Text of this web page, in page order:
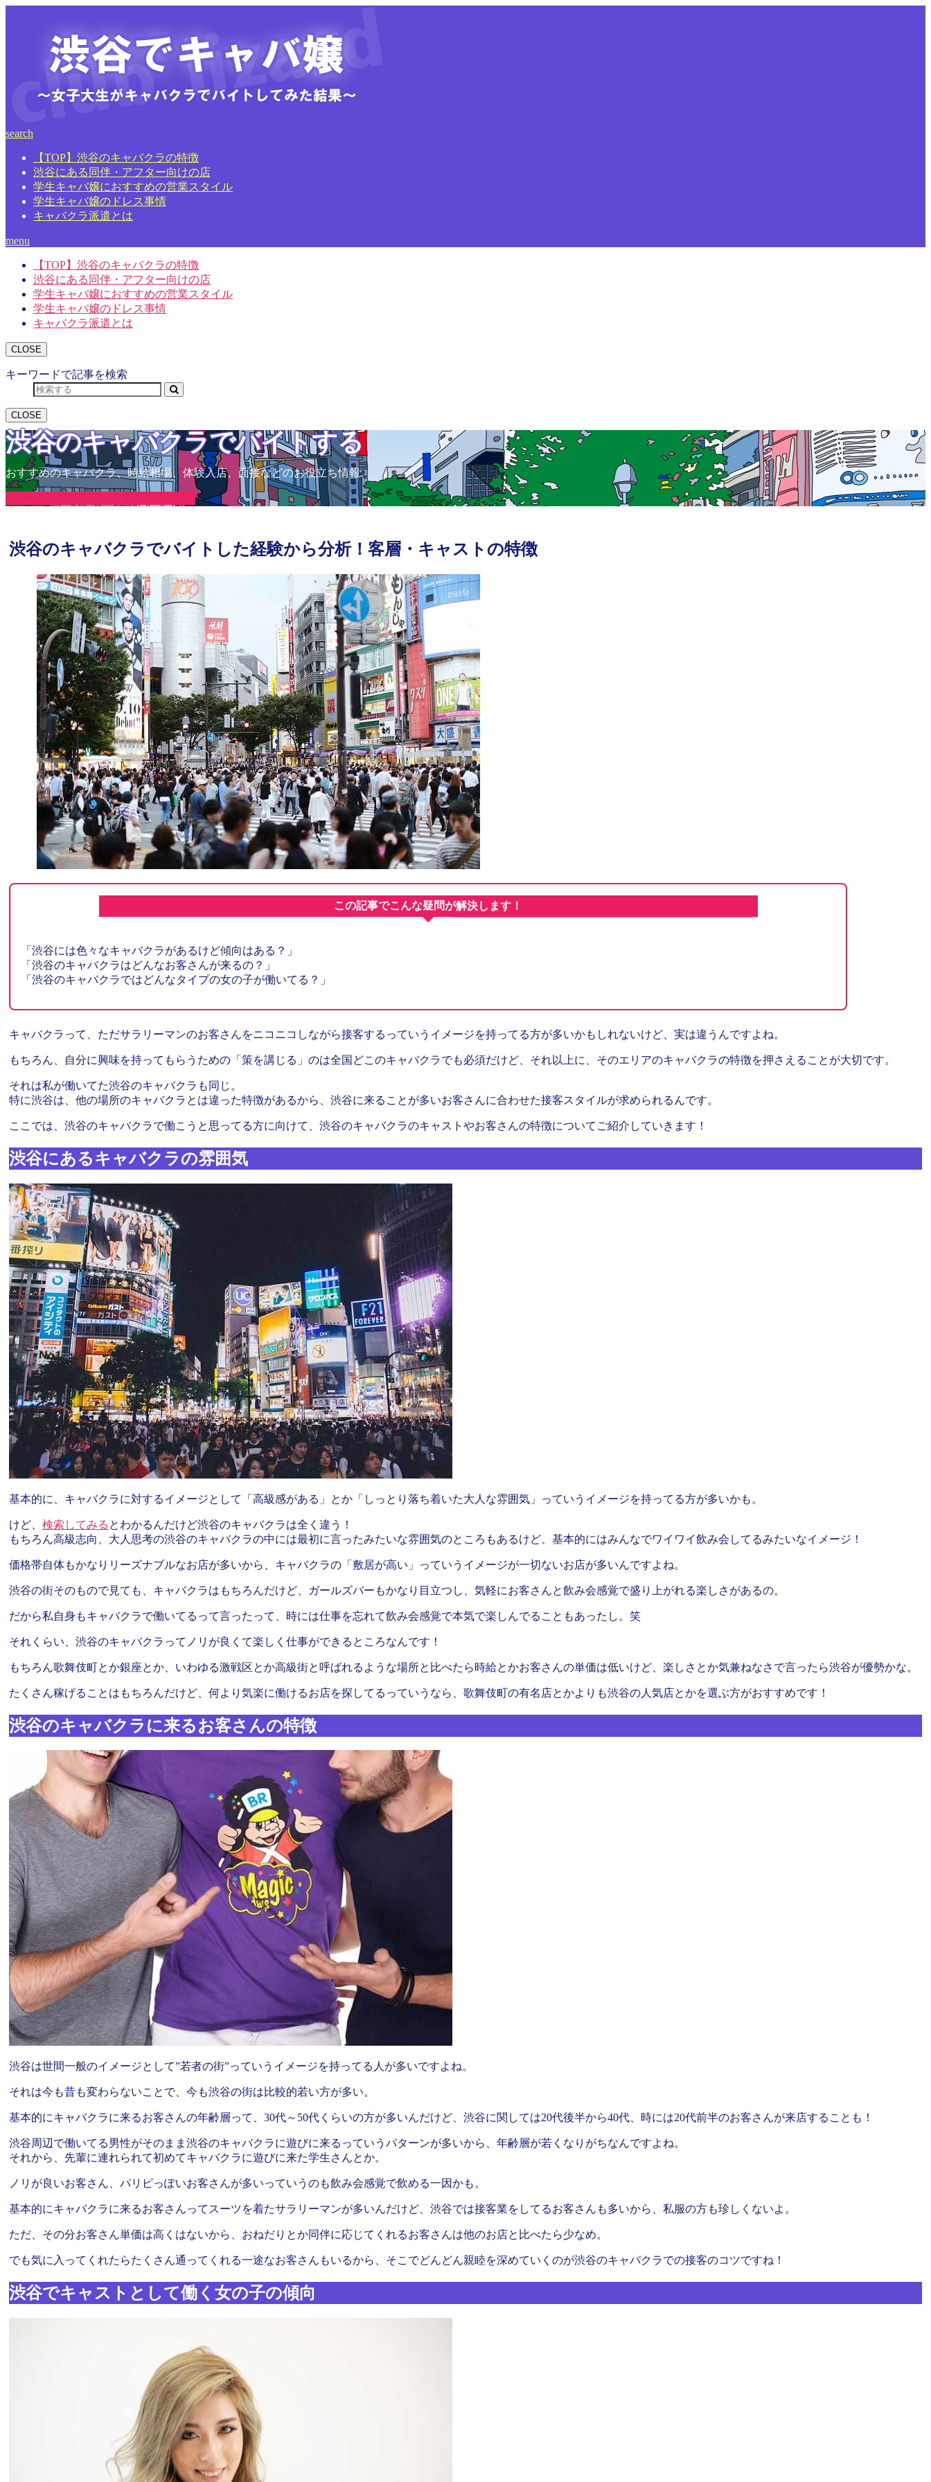
search
【TOP】渋谷のキャバクラの特徴
渋谷にある同伴・アフター向けの店
学生キャバ嬢におすすめの営業スタイル
学生キャバ嬢のドレス事情
キャバクラ派遣とは
menu
【TOP】渋谷のキャバクラの特徴
渋谷にある同伴・アフター向けの店
学生キャバ嬢におすすめの営業スタイル
学生キャバ嬢のドレス事情
キャバクラ派遣とは
CLOSE
キーワードで記事を検索
CLOSE
渋谷のキャバクラでバイトする
おすすめのキャバクラ、時給相場、体験入店、面接などのお役立ち情報
渋谷のキャバクラでバイトした経験から分析！客層・キャストの特徴
この記事でこんな疑問が解決します！
「渋谷には色々なキャバクラがあるけど傾向はある？」
「渋谷のキャバクラはどんなお客さんが来るの？」
「渋谷のキャバクラではどんなタイプの女の子が働いてる？」
キャバクラって、ただサラリーマンのお客さんをニコニコしながら接客するっていうイメージを持ってる方が多いかもしれないけど、実は違うんですよね。
もちろん、自分に興味を持ってもらうための「策を講じる」のは全国どこのキャバクラでも必須だけど、それ以上に、そのエリアのキャバクラの特徴を押さえることが大切です。
それは私が働いてた渋谷のキャバクラも同じ。
特に渋谷は、他の場所のキャバクラとは違った特徴があるから、渋谷に来ることが多いお客さんに合わせた接客スタイルが求められるんです。
ここでは、渋谷のキャバクラで働こうと思ってる方に向けて、渋谷のキャバクラのキャストやお客さんの特徴についてご紹介していきます！
渋谷にあるキャバクラの雰囲気
基本的に、キャバクラに対するイメージとして「高級感がある」とか「しっとり落ち着いた大人な雰囲気」っていうイメージを持ってる方が多いかも。
けど、 検索してみる とわかるんだけど渋谷のキャバクラは全く違う！
もちろん高級志向、大人思考の渋谷のキャバクラの中には最初に言ったみたいな雰囲気のところもあるけど、基本的にはみんなでワイワイ飲み会してるみたいなイメージ！
価格帯自体もかなりリーズナブルなお店が多いから、キャバクラの「敷居が高い」っていうイメージが一切ないお店が多いんですよね。
渋谷の街そのもので見ても、キャバクラはもちろんだけど、ガールズバーもかなり目立つし、気軽にお客さんと飲み会感覚で盛り上がれる楽しさがあるの。
だから私自身もキャバクラで働いてるって言ったって、時には仕事を忘れて飲み会感覚で本気で楽しんでることもあったし。笑
それくらい、渋谷のキャバクラってノリが良くて楽しく仕事ができるところなんです！
もちろん歌舞伎町とか銀座とか、いわゆる激戦区とか高級街と呼ばれるような場所と比べたら時給とかお客さんの単価は低いけど、楽しさとか気兼ねなさで言ったら渋谷が優勢かな。
たくさん稼げることはもちろんだけど、何より気楽に働けるお店を探してるっていうなら、歌舞伎町の有名店とかよりも渋谷の人気店とかを選ぶ方がおすすめです！
渋谷のキャバクラに来るお客さんの特徴
渋谷は世間一般のイメージとして”若者の街”っていうイメージを持ってる人が多いですよね。
それは今も昔も変わらないことで、今も渋谷の街は比較的若い方が多い。
基本的にキャバクラに来るお客さんの年齢層って、30代～50代くらいの方が多いんだけど、渋谷に関しては20代後半から40代、時には20代前半のお客さんが来店することも！
渋谷周辺で働いてる男性がそのまま渋谷のキャバクラに遊びに来るっていうパターンが多いから、年齢層が若くなりがちなんですよね。
それから、先輩に連れられて初めてキャバクラに遊びに来た学生さんとか。
ノリが良いお客さん、パリピっぽいお客さんが多いっていうのも飲み会感覚で飲める一因かも。
基本的にキャバクラに来るお客さんってスーツを着たサラリーマンが多いんだけど、渋谷では接客業をしてるお客さんも多いから、私服の方も珍しくないよ。
ただ、その分お客さん単価は高くはないから、おねだりとか同伴に応じてくれるお客さんは他のお店と比べたら少なめ。
でも気に入ってくれたらたくさん通ってくれる一途なお客さんもいるから、そこでどんどん親睦を深めていくのが渋谷のキャバクラでの接客のコツですね！
渋谷でキャストとして働く女の子の傾向